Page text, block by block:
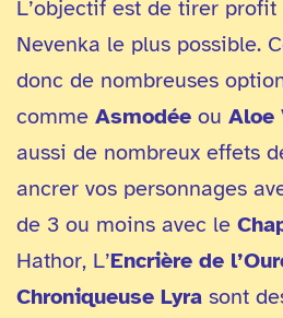
L’objectif est de tirer profit
Nevenka le plus possible.
donc de nombreuses
comme Asmodée ou Aloe
aussi de nombreux effets
ancrer vos personnages
de 3 ou moins avec le
Hathor, L’Encrière de
Chroniqueuse Lyra sont